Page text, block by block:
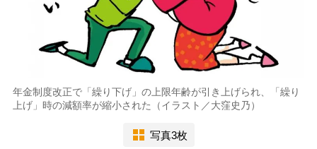
年金制度改正で「繰り下げ」の上限年齢が引き上げられ、「繰り
上げ」時の減額率が縮小された（イラスト／大窪史乃）
写真3枚